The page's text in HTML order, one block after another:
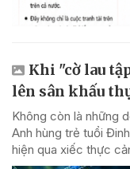
Khi "cờ lau
lên sân khấu
Không còn là những
Anh hùng trẻ tuổi
hiện qua xiếc thực